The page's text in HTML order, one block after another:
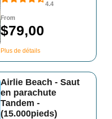
4.4
From
$79,00
Plus de détails
Airlie Beach - Saut
en parachute
Tandem -
(15.000pieds)